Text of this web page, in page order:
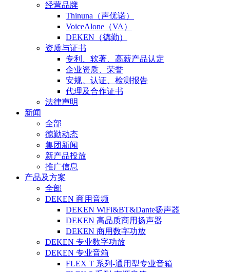
经营品牌
Thinuna（声优诺）
VoiceAlone（VA）
DEKEN（德勤）
资质与证书
专利、软著、高薪产品认定
企业资质、荣誉
安规、认证、检测报告
代理及合作证书
法律声明
新闻
全部
德勤动态
集团新闻
新产品投放
推广信息
产品及方案
全部
DEKEN 商用音频
DEKEN WiFi&BT&Dante扬声器
DEKEN 高品质商用扬声器
DEKEN 商用数字功放
DEKEN 专业数字功放
DEKEN 专业音箱
FLEX T 系列-通用型专业音箱